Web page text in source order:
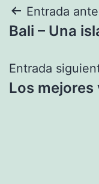
de
entradas
Entrada
Bali – Una
Entrada
Los